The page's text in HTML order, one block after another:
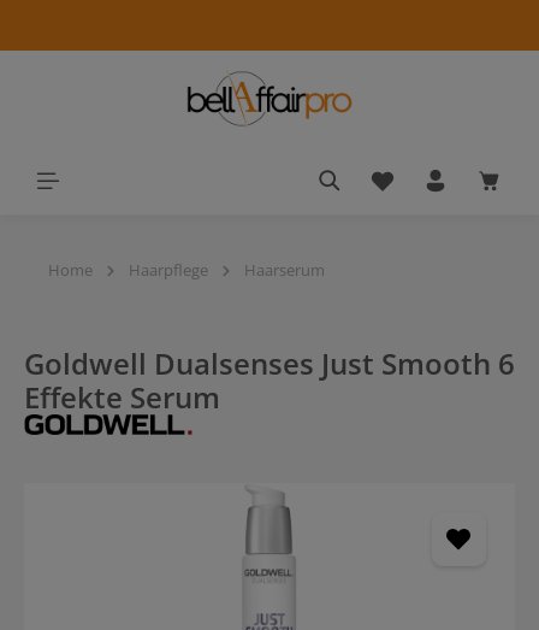
Du hast 0
Home Haarpflege Haarserum
Goldwell Dualsenses Just Smooth 6
Effekte Serum